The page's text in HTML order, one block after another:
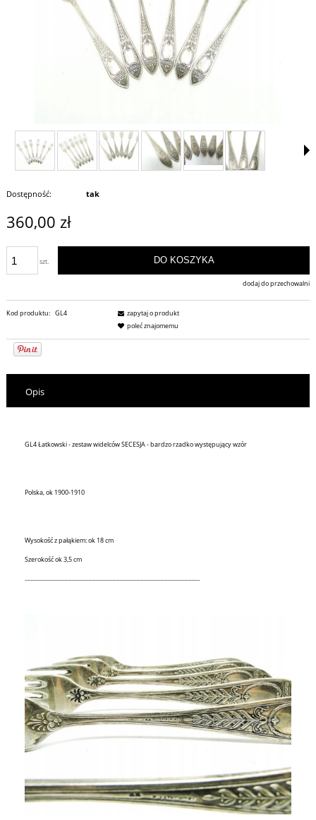
Dostępność: tak
360,00 zł
szt. DO KOSZYKA
dodaj do przechowalni
Kod produktu: GL4
zapytaj o produkt
poleć znajomemu
Opis
GL4 Łatkowski - zestaw widelców SECESJA - bardzo rzadko występujący wzór
Polska, ok 1900-1910
Wysokość z pałąkiem: ok 18 cm
Szerokość ok 3,5 cm
............................................................................................................................